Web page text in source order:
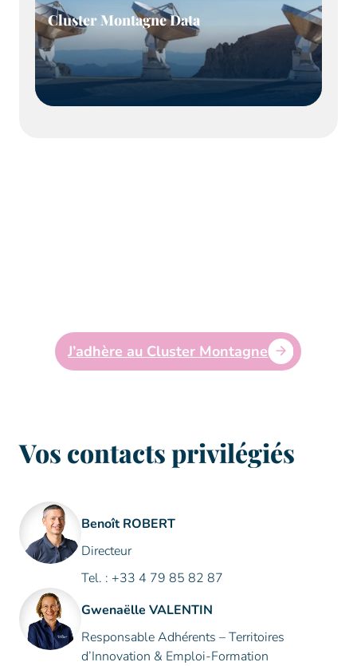
Cluster Montagne Data
J’adhère au Cluster Montagne
Vos contacts privilégiés
Benoît ROBERT
Directeur
Tel. : +33 4 79 85 82 87
Gwenaëlle VALENTIN
Responsable Adhérents – Territoires
d’Innovation & Emploi-Formation